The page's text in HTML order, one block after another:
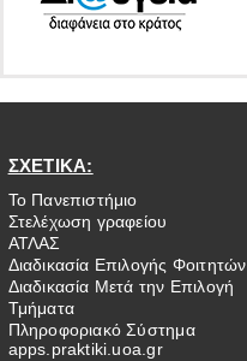
ΣΧΕΤΙΚΑ:
Το Πανεπιστήμιο
Στελέχωση γραφείου
ΑΤΛΑΣ
Διαδικασία Επιλογής Φοιτητών
Διαδικασία Μετά την Επιλογή
Τμήματα
Πληροφοριακό Σύστημα
apps.praktiki.uoa.gr